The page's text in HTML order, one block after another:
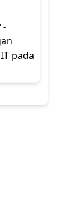
-
pada